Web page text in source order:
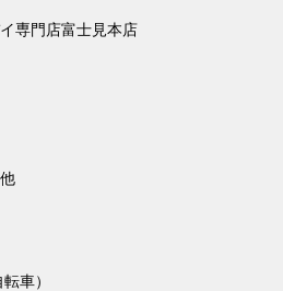
専門店富士見本店
車）